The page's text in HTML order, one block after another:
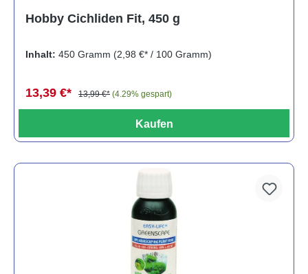
Hobby Cichliden Fit, 450 g
Inhalt: 450 Gramm (2,98 €* / 100 Gramm)
13,39 €* 13,99 €* (4.29% gespart)
Kaufen